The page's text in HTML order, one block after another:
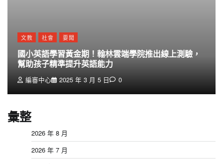
文教 社會 要聞
國小英語學習黃金期！翰林雲端學院推出線上測驗，
幫助孩子精準提升英語能力
編審中心 2025 年 3 月 5 日 0
彙整
2026 年 8 月
2026 年 7 月